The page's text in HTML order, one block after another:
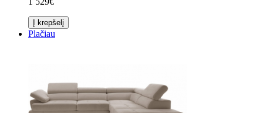
Į krepšelį
Plačiau